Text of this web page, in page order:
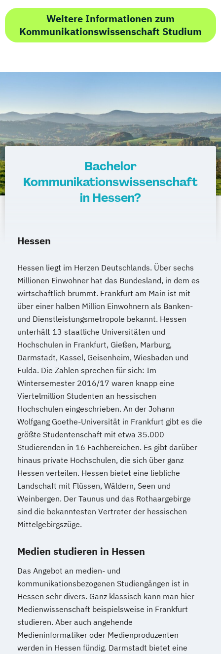
Weitere Informationen zum
Kommunikationswissenschaft Studium
Bachelor
Kommunikationswissenschaft
in Hessen?
Hessen
Hessen liegt im Herzen Deutschlands. Über sechs
Millionen Einwohner hat das Bundesland, in dem es
wirtschaftlich brummt. Frankfurt am Main ist mit
über einer halben Million Einwohnern als Banken-
und Dienstleistungsmetropole bekannt. Hessen
unterhält 13 staatliche Universitäten und
Hochschulen in Frankfurt, Gießen, Marburg,
Darmstadt, Kassel, Geisenheim, Wiesbaden und
Fulda. Die Zahlen sprechen für sich: Im
Wintersemester 2016/17 waren knapp eine
Viertelmillion Studenten an hessischen
Hochschulen eingeschrieben. An der Johann
Wolfgang Goethe-Universität in Frankfurt gibt es die
größte Studentenschaft mit etwa 35.000
Studierenden in 16 Fachbereichen. Es gibt darüber
hinaus private Hochschulen, die sich über ganz
Hessen verteilen. Hessen bietet eine liebliche
Landschaft mit Flüssen, Wäldern, Seen und
Weinbergen. Der Taunus und das Rothaargebirge
sind die bekanntesten Vertreter der hessischen
Mittelgebirgszüge.
Medien studieren in Hessen
Das Angebot an medien- und
kommunikationsbezogenen Studiengängen ist in
Hessen sehr divers. Ganz klassisch kann man hier
Medienwissenschaft beispielsweise in Frankfurt
studieren. Aber auch angehende
Medieninformatiker oder Medienproduzenten
werden in Hessen fündig. Darmstadt bietet eine